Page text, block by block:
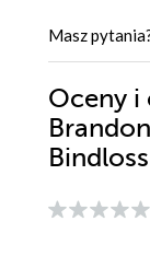
Masz
Oceny i
Bindloss